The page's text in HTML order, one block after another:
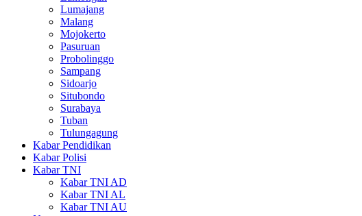
Lumajang
Malang
Mojokerto
Pasuruan
Probolinggo
Sampang
Sidoarjo
Situbondo
Surabaya
Tuban
Tulungagung
Kabar Pendidikan
Kabar Polisi
Kabar TNI
Kabar TNI AD
Kabar TNI AL
Kabar TNI AU